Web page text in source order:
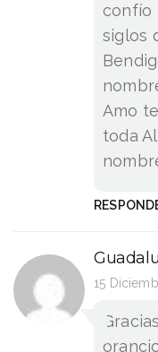
confío
siglos
Amo
toda
15